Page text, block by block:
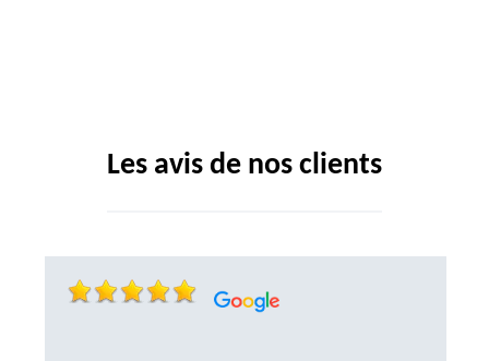
Les avis de nos clients